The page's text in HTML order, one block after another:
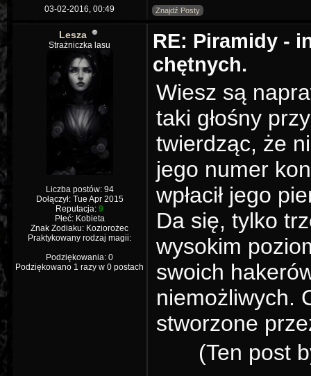
03-02-2016, 00:49 Znajdź Posty
Lesza
Strażniczka lasu
Liczba postów: 94
Dołączył: Tue Apr 2015
Reputacja: 9
Płeć: Kobieta
Znak Zodiaku: Koziorożec
Praktykowany rodzaj magii:
Podziękowania: 0
Podziękowano 1 razy w 0 postach
RE: Piramidy -
chętnych.
Wiesz są
taki głośny
twierdząc, że
jego numer
wpłacił jego
Da się, tylko
wysokim
swoich
niemożliwych.
stworzone
(Ten post